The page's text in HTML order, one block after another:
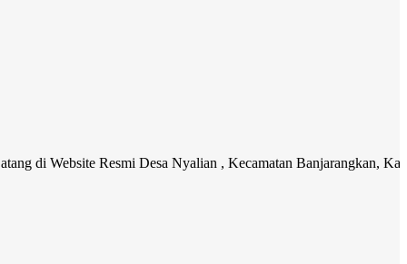
Resmi Desa Nyalian , Kecamatan Banjarangkan, Kabupaten